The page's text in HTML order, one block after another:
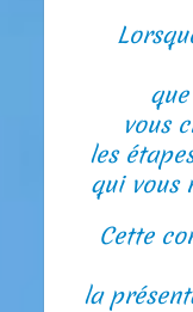
vous
les
qui vous
Cette
la